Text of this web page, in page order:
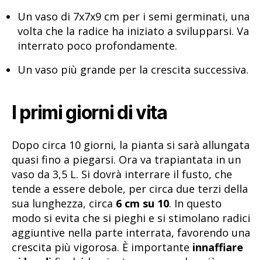
Un vaso di 7x7x9 cm per i semi germinati, una
volta che la radice ha iniziato a svilupparsi. Va
interrato poco profondamente.
Un vaso più grande per la crescita successiva.
I primi giorni di vita
Dopo circa 10 giorni, la pianta si sarà allungata
quasi fino a piegarsi. Ora va trapiantata in un
vaso da 3,5 L. Si dovrà interrare il fusto, che
tende a essere debole, per circa due terzi della
sua lunghezza, circa 6 cm su 10. In questo
modo si evita che si pieghi e si stimolano radici
aggiuntive nella parte interrata, favorendo una
crescita più vigorosa. È importante innaffiare